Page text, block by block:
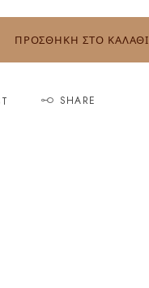
ΠΡΟΣΘΗΚΗ ΣΤΟ ΚΑΛΑΘΙ
SHARE